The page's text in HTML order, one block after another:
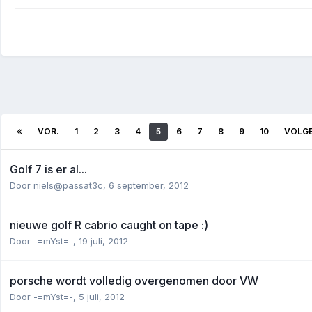
VOR. 1 2 3 4 5 6 7 8 9 10
Golf 7 is er al...
Door niels@passat3c, 6 september, 2012
nieuwe golf R cabrio caught on tape :)
Door -=mYst=-, 19 juli, 2012
porsche wordt volledig overgenomen door VW
Door -=mYst=-, 5 juli, 2012